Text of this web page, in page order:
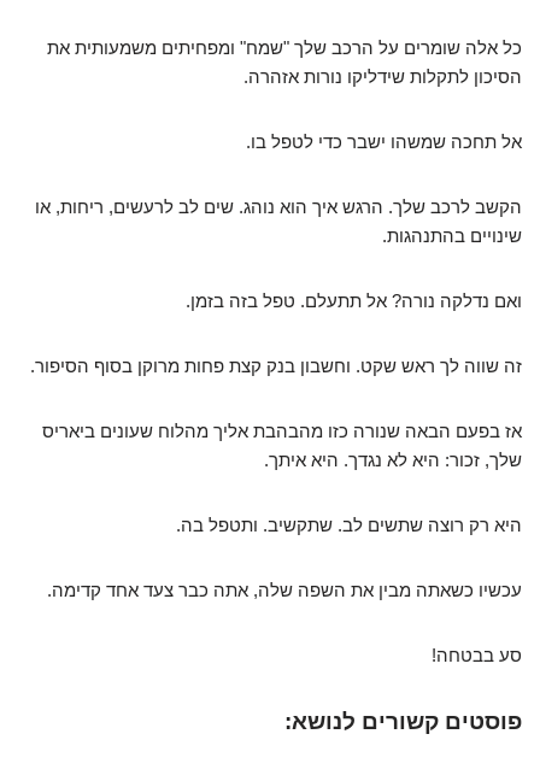
כל אלה שומרים על הרכב שלך "שמח" ומפחיתים משמעותית את
הסיכון לתקלות שידליקו נורות אזהרה.
אל תחכה שמשהו ישבר כדי לטפל בו.
הקשב לרכב שלך. הרגש איך הוא נוהג. שים לב לרעשים, ריחות, או
שינויים בהתנהגות.
ואם נדלקה נורה? אל תתעלם. טפל בזה בזמן.
זה שווה לך ראש שקט. וחשבון בנק קצת פחות מרוקן בסוף הסיפור.
אז בפעם הבאה שנורה כזו מהבהבת אליך מהלוח שעונים ביאריס
שלך, זכור: היא לא נגדך. היא איתך.
היא רק רוצה שתשים לב. שתקשיב. ותטפל בה.
עכשיו כשאתה מבין את השפה שלה, אתה כבר צעד אחד קדימה.
סע בבטחה!
פוסטים קשורים לנושא: